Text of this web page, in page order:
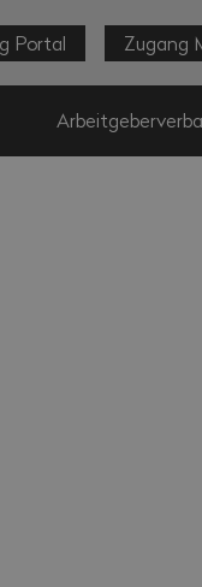
Portal Zugang